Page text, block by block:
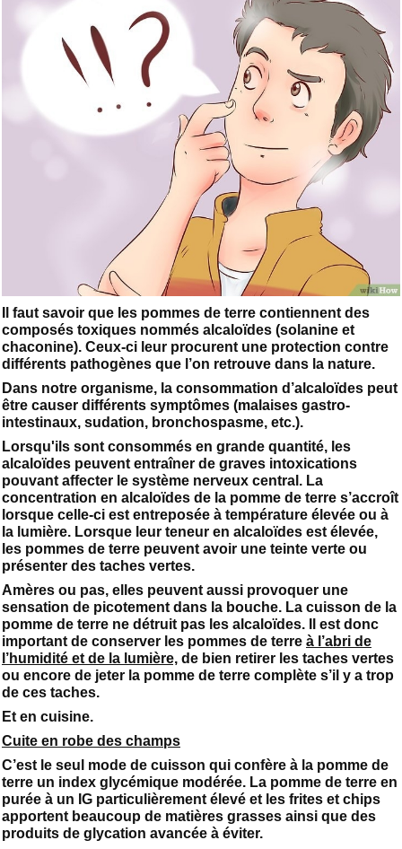
Il faut savoir que les pommes de terre contiennent des
composés toxiques nommés alcaloïdes (solanine et
chaconine). Ceux-ci leur procurent une protection contre
différents pathogènes que l’on retrouve dans la nature.
Dans notre organisme, la consommation d’alcaloïdes peut
être causer différents symptômes (malaises gastro-
intestinaux, sudation, bronchospasme, etc.).
Lorsqu'ils sont consommés en grande quantité, les
alcaloïdes peuvent entraîner de graves intoxications
pouvant affecter le système nerveux central. La
concentration en alcaloïdes de la pomme de terre s’accroît
lorsque celle-ci est entreposée à température élevée ou à
la lumière. Lorsque leur teneur en alcaloïdes est élevée,
les pommes de terre peuvent avoir une teinte verte ou
présenter des taches vertes.
Amères ou pas, elles peuvent aussi provoquer une
sensation de picotement dans la bouche. La cuisson de la
pomme de terre ne détruit pas les alcaloïdes. Il est donc
important de conserver les pommes de terre à l’abri de
l’humidité et de la lumière, de bien retirer les taches vertes
ou encore de jeter la pomme de terre complète s’il y a trop
de ces taches.
Et en cuisine.
Cuite en robe des champs
C’est le seul mode de cuisson qui confère à la pomme de
terre un index glycémique modérée. La pomme de terre en
purée à un IG particulièrement élevé et les frites et chips
apportent beaucoup de matières grasses ainsi que des
produits de glycation avancée à éviter.